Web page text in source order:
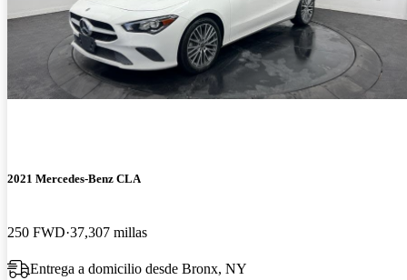
2021 Mercedes-Benz CLA
250 FWD 37,307 millas
Entrega a domicilio desde Bronx, NY